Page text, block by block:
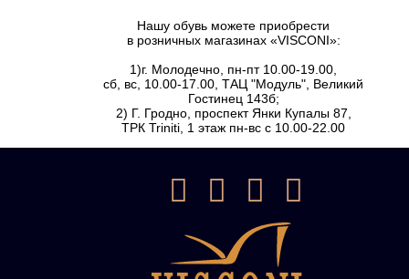
Нашу обувь можете приобрести
в розничных магазинах «VISCONI»:
1)г. Молодечно, пн-пт 10.00-19.00,
сб, вс, 10.00-17.00, ТАЦ "Модуль", Великий
Гостинец 143б;
2) Г. Гродно, проспект Янки Купалы 87,
ТРК Triniti, 1 этаж пн-вс с 10.00-22.00